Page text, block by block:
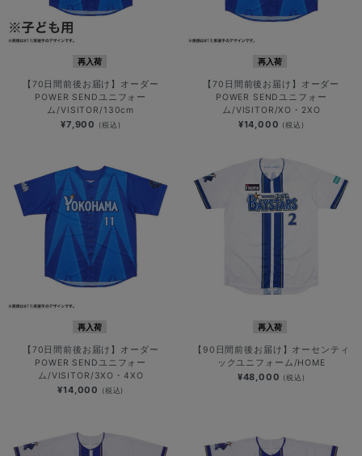
再入荷
【70日間前後お届け】オーダー
POWER SENDユニフォー
ム/VISITOR/130cm
¥7,900 (税込)
再入荷
【70日間前後お届け】オーダー
POWER SENDユニフォー
ム/VISITOR/XO・2XO
¥14,000 (税込)
再入荷
【70日間前後お届け】オーダー
POWER SENDユニフォー
ム/VISITOR/3XO・4XO
¥14,000 (税込)
再入荷
【90日間前後お届け】オーセンティ
ックユニフォーム/HOME
¥48,000 (税込)